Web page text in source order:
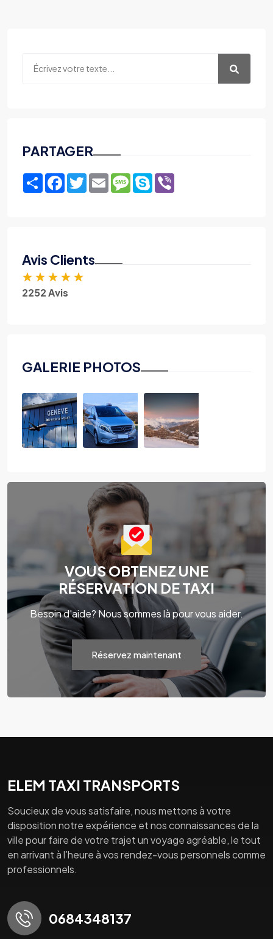
PARTAGER
ShareFacebook
TwitterEmailMessage
Skype
Avis Clients
★ ★ ★ ★ ★
2252 Avis
GALERIE PHOTOS
VOUS OBTENEZ UNE
RÉSERVATION DE TAXI
Besoin d'aide? Nous sommes là pour vous aider.
Réservez maintenant
ELEM TAXI TRANSPORTS
Soucieux de vous satisfaire, nous mettons à votre
disposition notre expérience et nos connaissances de la
ville pour faire de votre trajet un voyage agréable, le tout
en arrivant à l’heure à vos rendez-vous personnels comme
professionnels.
0684348137